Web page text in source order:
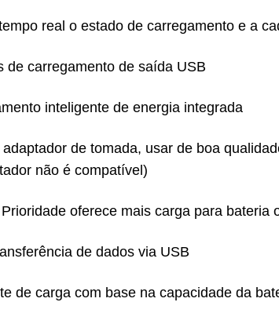
real o estado de carregamento e a
de carregamento de saída USB
inteligente de energia integrada
de tomada, usar de boa
não é compatível)
oferece mais carga para bateria
de dados via USB
de carga com base na capacidade da